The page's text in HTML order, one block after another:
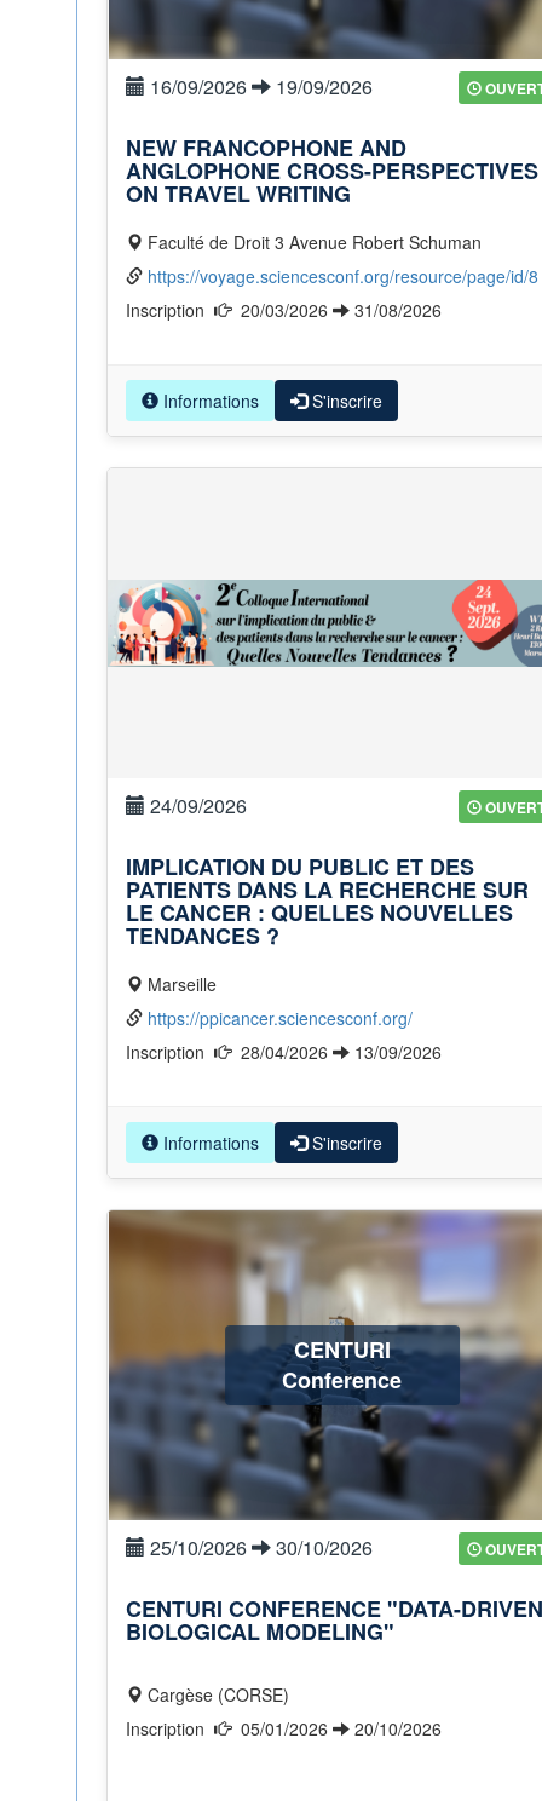
16/09/2026 19/09/2026
NEW FRANCOPHONE AND
ANGLOPHONE CROSS-PERSPECTIVES
ON TRAVEL WRITING
Faculté de Droit 3 Avenue Robert Schuman
https://voyage.sciencesconf.org/resource/page/id/8
20/03/2026 31/08/2026
Informations S'inscrire
24/09/2026
IMPLICATION DU PUBLIC ET DES
PATIENTS DANS LA RECHERCHE SUR
LE CANCER : QUELLES NOUVELLES
TENDANCES ?
Marseille
https://ppicancer.sciencesconf.org/
28/04/2026 13/09/2026
Informations S'inscrire
CENTURI
Conference
25/10/2026 30/10/2026
CENTURI CONFERENCE "DATA-DRIVEN
BIOLOGICAL MODELING"
Cargèse (CORSE)
05/01/2026 20/10/2026